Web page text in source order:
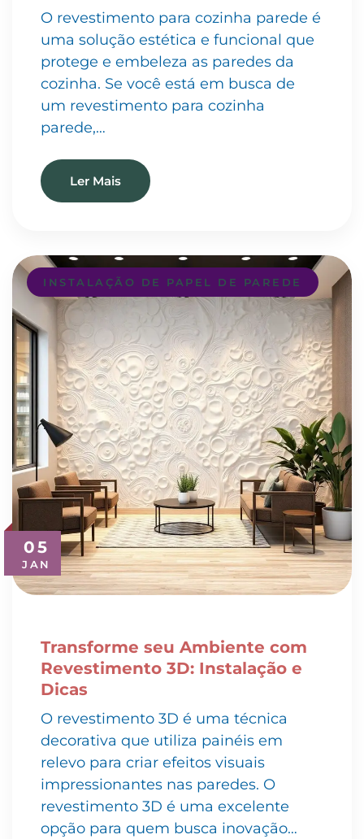
O revestimento para cozinha parede é
uma solução estética e funcional que
protege e embeleza as paredes da
cozinha. Se você está em busca de
um revestimento para cozinha
parede,…
Ler Mais
05
JAN
INSTALAÇÃO DE PAPEL DE PAREDE
Transforme seu Ambiente com
Revestimento 3D: Instalação e
Dicas
O revestimento 3D é uma técnica
decorativa que utiliza painéis em
relevo para criar efeitos visuais
impressionantes nas paredes. O
revestimento 3D é uma excelente
opção para quem busca inovação…